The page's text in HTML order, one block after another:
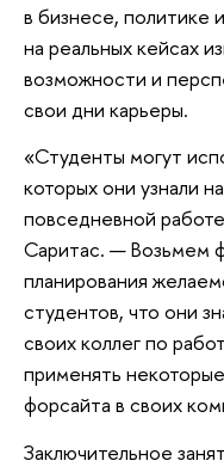
в бизнесе, политике
на реальных кейсах
возможности и
свои дни карьеры.
«Студенты могут
которых они узнали
повседневной
Саритас. — Возьмем
планирования
студентов, что они
своих коллег по
применять
форсайта в своих
Заключительное